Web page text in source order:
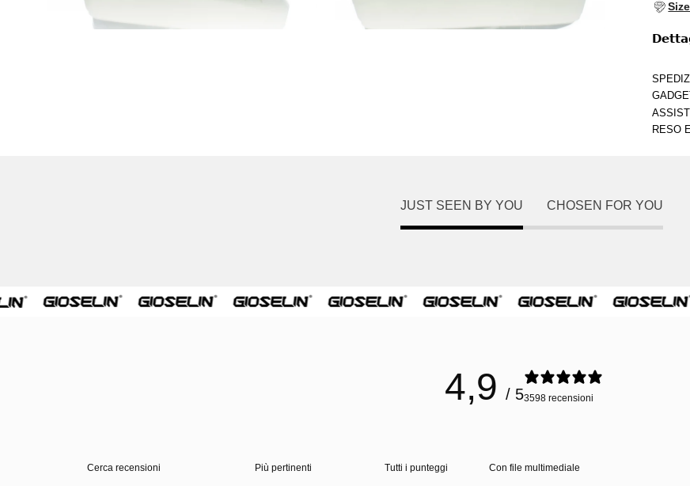
RESO
JUST SEEN BY YOU CHOSEN FOR YOU
4,9 / 53598 recensioni
Con file multimediale